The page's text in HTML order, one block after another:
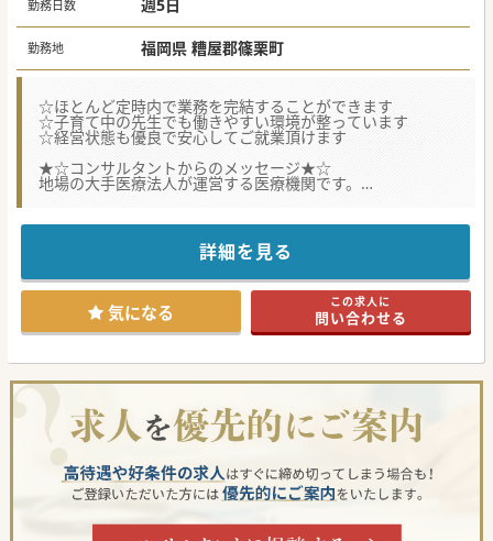
勤務日数 週5日
勤務地 福岡県 糟屋郡篠栗町
☆ほとんど定時内で業務を完結することができます
☆子育て中の先生でも働きやすい環境が整っています
☆経営状態も優良で安心してご就業頂けます
★☆コンサルタントからのメッセージ★☆
地場の大手医療法人が運営する医療機関です。
経営状態がとても優良なので、安心してご就業頂くことがで
また、当直やオンコールの必要もありませんし、残業もほと
んどないため、ワークライフバランスの維持もしやすいで
子育て中の方を対象に、短時間勤務の提案も検討できるとの
ことなので、少しでもご興味がございましたら、
お気軽にお問合せください。
#秋入職可
詳細を見る
気になる この求人に
問い合わせる